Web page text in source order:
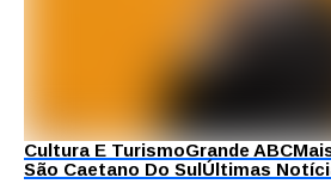
Cultura E TurismoGrande ABC
São Caetano Do SulÚltimas